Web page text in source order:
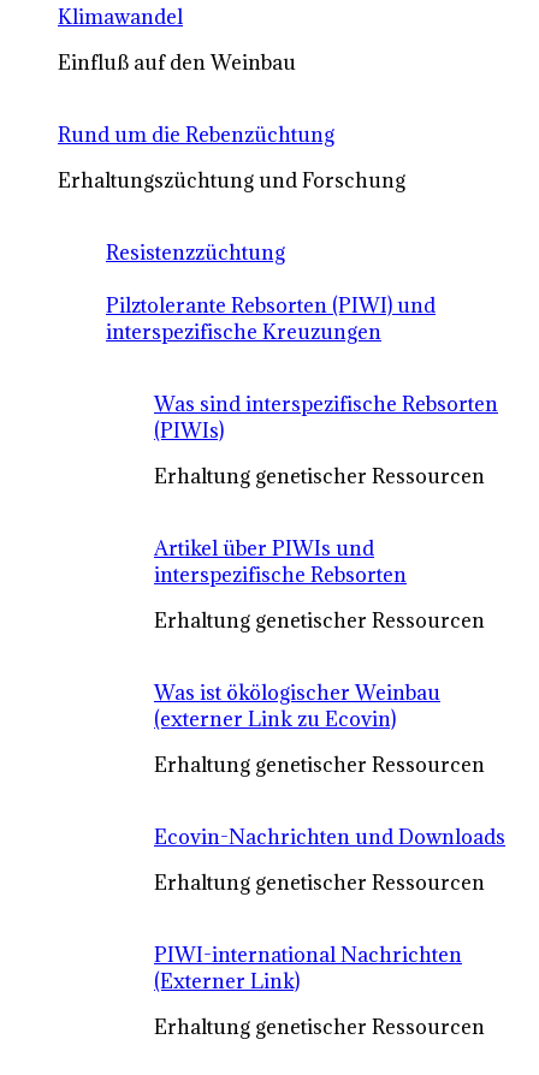
Klimawandel
Einfluß auf den Weinbau
Rund um die Rebenzüchtung
Erhaltungszüchtung und Forschung
Resistenzzüchtung
Pilztolerante Rebsorten (PIWI) und
interspezifische Kreuzungen
Was sind interspezifische Rebsorten
(PIWIs)
Erhaltung genetischer Ressourcen
Artikel über PIWIs und
interspezifische Rebsorten
Erhaltung genetischer Ressourcen
Was ist ökölogischer Weinbau
(externer Link zu Ecovin)
Erhaltung genetischer Ressourcen
Ecovin-Nachrichten und Downloads
Erhaltung genetischer Ressourcen
PIWI-international Nachrichten
(Externer Link)
Erhaltung genetischer Ressourcen